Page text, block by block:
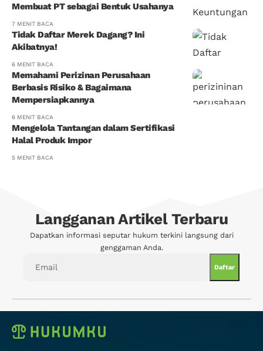
Membuat PT sebagai Bentuk Usahanya
7 MENIT BACA
Tidak Daftar Merek Dagang? Ini
Akibatnya!
6 MENIT BACA
Memahami Perizinan Perusahaan
Berbasis Risiko & Bagaimana
Mempersiapkannya
6 MENIT BACA
Mengelola Tantangan dalam Sertifikasi
Halal Produk Impor
5 MENIT BACA
Langganan Artikel Terbaru
Dapatkan informasi seputar hukum terkini langsung dari
genggaman Anda.